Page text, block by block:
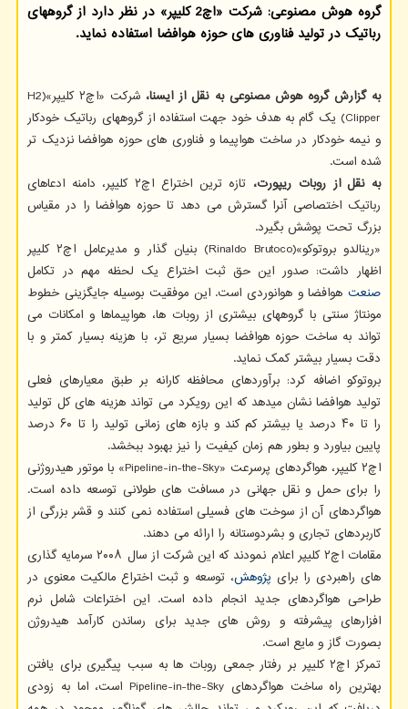
گروه هوش مصنوعی: شرکت «اچ2 کلیپر» در نظر دارد از گروههای
رباتیک در تولید فناوری های حوزه هوافضا استفاده نماید.
به گزارش گروه هوش مصنوعی به نقل از ایسنا،
شرکت «اچ۲ کلیپر»(H2
Clipper) یک گام به هدف خود جهت استفاده از گروههای رباتیک خودکار
و نیمه خودکار در ساخت هواپیما و فناوری های حوزه هوافضا نزدیک تر
شده است.
به نقل از روبات ریپورت،
تازه ترین اختراع اچ۲ کلیپر، دامنه ادعاهای
رباتیک اختصاصی آنرا گسترش می دهد تا حوزه هوافضا را در مقیاس
بزرگ تحت پوشش بگیرد.
«رینالدو بروتوکو»(Rinaldo Brutoco) بنیان گذار و مدیرعامل اچ۲ کلیپر
اظهار داشت: صدور این حق ثبت اختراع یک لحظه مهم در تکامل
صنعت هوافضا و هوانوردی است. این موفقیت بوسیله جایگزینی خطوط
مونتاژ سنتی با گروههای بیشتری از روبات ها، هواپیماها و امکانات می
تواند به ساخت حوزه هوافضا بسیار سریع تر، با هزینه بسیار کمتر و با
دقت بسیار بیشتر کمک نماید.
بروتوکو اضافه کرد: برآوردهای محافظه کارانه بر طبق معیارهای فعلی
تولید هوافضا نشان میدهد که این رویکرد می تواند هزینه های کل تولید
را تا ۴۰ درصد یا بیشتر کم کند و بازه های زمانی تولید را تا ۶۰ درصد
پایین بیاورد و بطور هم زمان کیفیت را نیز بهبود ببخشد.
اچ۲ کلیپر، هواگردهای پرسرعت «Pipeline-in-the-Sky» با موتور هیدروژنی
را برای حمل و نقل جهانی در مسافت های طولانی توسعه داده است.
هواگردهای آن از سوخت های فسیلی استفاده نمی کنند و قشر بزرگی از
کاربردهای تجاری و بشردوستانه را ارائه می دهند.
مقامات اچ۲ کلیپر اعلام نمودند که این شرکت از سال ۲۰۰۸ سرمایه گذاری
های راهبردی را برای پژوهش، توسعه و ثبت اختراع مالکیت معنوی در
طراحی هواگردهای جدید انجام داده است. این اختراعات شامل نرم
افزارهای پیشرفته و روش های جدید برای رساندن کارآمد هیدروژن
بصورت گاز و مایع است.
تمرکز اچ۲ کلیپر بر رفتار جمعی روبات ها به سبب پیگیری برای یافتن
بهترین راه ساخت هواگردهای Pipeline-in-the-Sky است، اما به زودی